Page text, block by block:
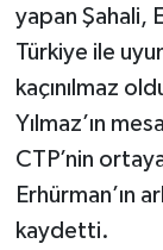
yapan Şahali,
Türkiye ile
kaçınılmaz
Yılmaz’ın
CTP’nin
Erhürman’ın
kaydetti.